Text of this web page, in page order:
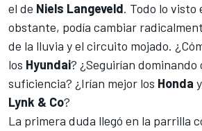
el de Niels Langeveld. Todo lo visto
obstante, podía cambiar
de la lluvia y el circuito mojado.
los Hyundai? ¿Seguirían
suficiencia? ¿Irían mejor los Honda
Lynk & Co?
La primera duda llegó en la parrilla